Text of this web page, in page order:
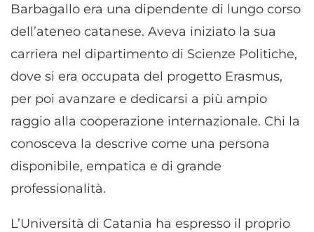
Barbagallo era una dipendente di lungo corso
dell’ateneo catanese. Aveva iniziato la sua
carriera nel dipartimento di Scienze Politiche,
dove si era occupata del progetto Erasmus,
per poi avanzare e dedicarsi a più ampio
raggio alla cooperazione internazionale. Chi la
conosceva la descrive come una persona
disponibile, empatica e di grande
professionalità.
L’Università di Catania ha espresso il proprio